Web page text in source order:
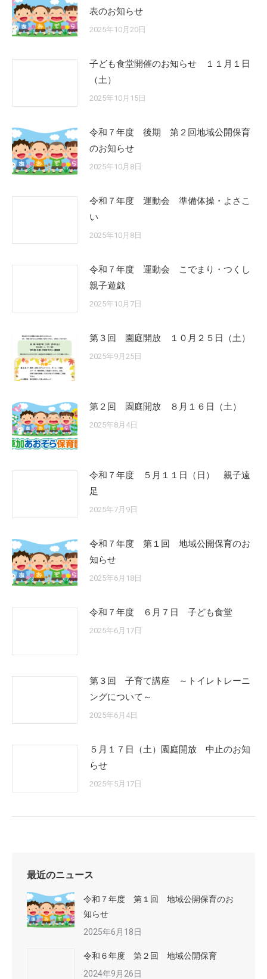
表のお知らせ
2025年10月20日
子ども食堂開催のお知らせ １１月１日
（土）
2025年10月15日
令和７年度 後期 第２回地域公開保育
のお知らせ
2025年10月8日
令和７年度 運動会 準備体操・よさこ
い
2025年10月8日
令和７年度 運動会 こでまり・つくし
親子遊戯
2025年10月7日
第３回 園庭開放 １０月２５日（土）
2025年9月25日
第２回 園庭開放 ８月１６日（土）
2025年8月4日
令和７年度 ５月１１日（日） 親子遠
足
2025年7月9日
令和７年度 第１回 地域公開保育のお
知らせ
2025年6月18日
令和７年度 ６月７日 子ども食堂
2025年6月17日
第３回 子育て講座 ～トイレトレーニ
ングについて～
2025年6月4日
５月１７日（土）園庭開放 中止のお知
らせ
2025年5月17日
最近のニュース
令和７年度 第１回 地域公開保育のお
知らせ
2025年6月18日
令和６年度 第２回 地域公開保育
2024年9月26日